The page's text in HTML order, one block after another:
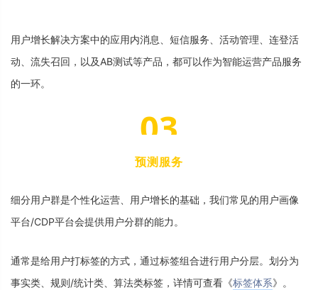
用 户增长解决方案中的应用内消息 短信服务 活动管理 连登活
动
流失召回 ， 以及AB测试等产品 ， 都可以作为智能运营产品服务
的一环。
03
预测服务
细分用 户群是个性化运营 用 户增长的基础 ， 我们常 见的用 户画像
平台/CDP平台会提供用 户分群的能力 。
通常是给用 户打标签的方式 ， 通过标签组合进行用 户分层。 划分为
事实类 规则/统计类 算法类标签 ， 详情可查看 《标签体系》 。